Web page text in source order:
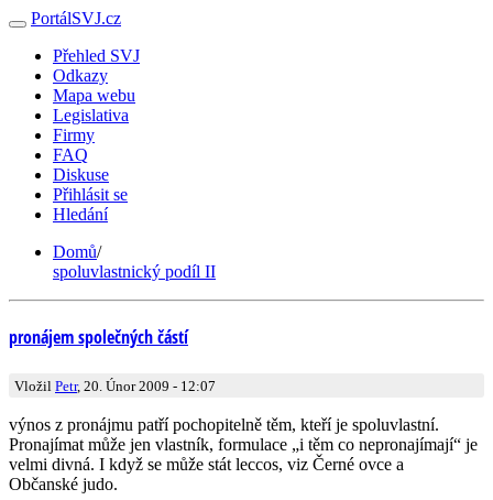
PortálSVJ.cz
Přehled SVJ
Odkazy
Mapa webu
Legislativa
Firmy
FAQ
Diskuse
Přihlásit se
Hledání
Domů/
spoluvlastnický podíl II
pronájem společných částí
Vložil Petr, 20. Únor 2009 - 12:07
výnos z pronájmu patří pochopitelně těm, kteří je spoluvlastní.
Pronajímat může jen vlastník, formulace „i těm co nepronajímají“ je
velmi divná. I když se může stát leccos, viz Černé ovce a
Občanské judo.